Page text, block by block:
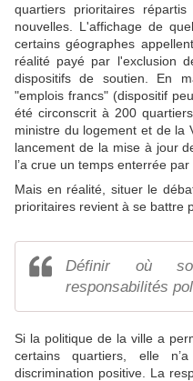
quartiers prioritaires
nouvelles. L'affichage de
certains géographes
réalité payé par l'exclusion
dispositifs de soutien. En
"emplois francs" (dispositif
été circonscrit à 200
ministre du logement et de la
lancement de la mise à jour
l’a crue un temps enterrée
Mais en réalité, situer le
prioritaires revient à se battre
Définir où
responsabilités
Si la politique de la ville a
certains quartiers, elle
discrimination positive. La